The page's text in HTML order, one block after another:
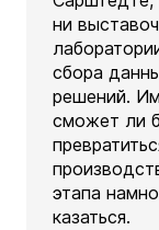
ни
сбора
решений.
сможет ли
этапа
казаться.